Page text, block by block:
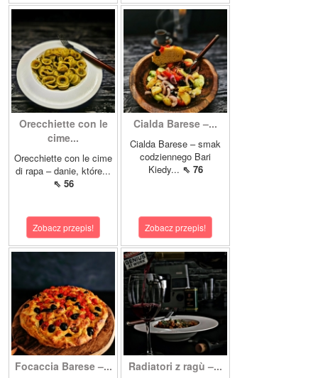
Orecchiette con le
cime...
Orecchiette con le cime
di rapa – danie, które...
⇖ 56
Zobacz przepis!
Cialda Barese –...
Cialda Barese – smak
codziennego Bari
Kiedy... ⇖ 76
Zobacz przepis!
Focaccia Barese –... Radiatori z ragù –...